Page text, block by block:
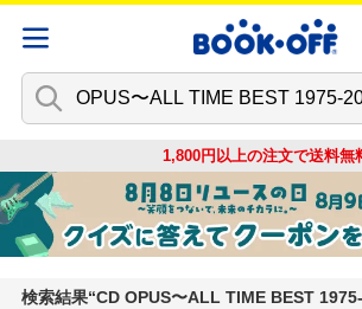
1,800円以上の注文で送料無
検索結果 CD OPUS〜ALL TIME BEST